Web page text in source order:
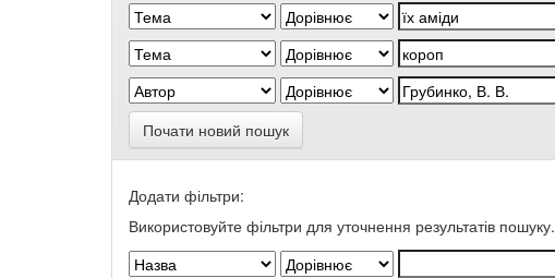
Почати новий пошук
Додати фільтри:
Використовуйте фільтри для уточнення результатів пошуку.